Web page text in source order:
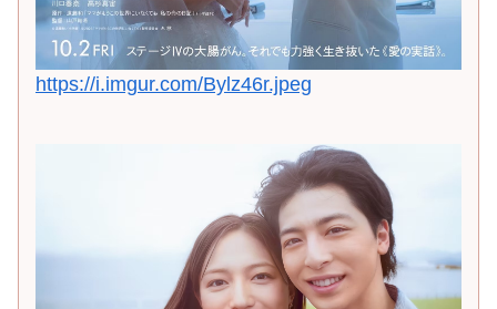
https://i.imgur.com/Bylz46r.jpeg